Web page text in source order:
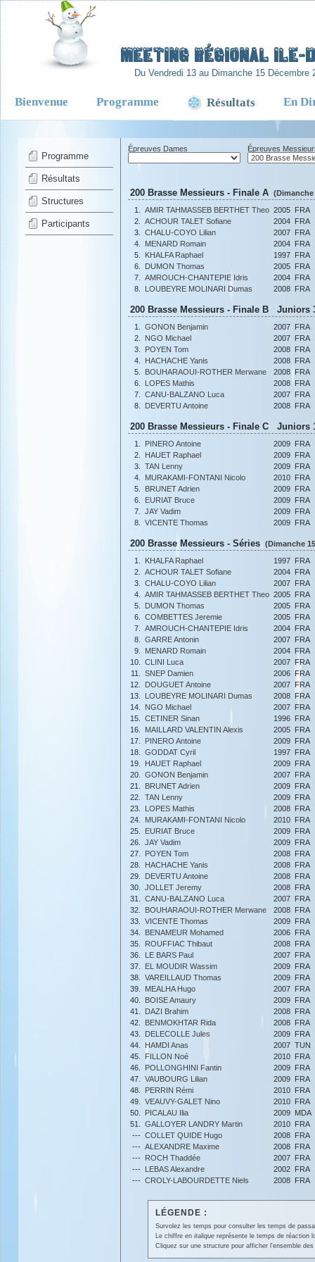
Meeting Régional Ile-
Du Vendredi 13 au Dimanche 15 Décembre
Bienvenue Programme Résultats En
Programme
Résultats
Structures
Participants
Épreuves Dames Épreuves
200 Brasse Messieurs - Finale A (Dimanche
1.
AMIR TAHMASSEB BERTHET Theo 2005 FRA
2.
ACHOUR TALET Sofiane 2004 FRA
3.
CHALU-COYO Lilian 2007 FRA
4.
MENARD Romain 2004 FRA
5.
KHALFA Raphael 1997 FRA
6.
DUMON Thomas 2005 FRA
7.
AMROUCH-CHANTEPIE Idris 2004 FRA
8.
LOUBEYRE MOLINARI Dumas 2008 FRA
200 Brasse Messieurs - Finale B Juniors
1. GONON Benjamin 2007 FRA
2.
NGO Michael 2007 FRA
3.
POYEN Tom 2008 FRA
4.
HACHACHE Yanis 2008 FRA
5.
BOUHARAOUI-ROTHER Merwane 2008 FRA
6.
LOPES Mathis 2008 FRA
7.
CANU-BALZANO Luca 2007 FRA
8.
DEVERTU Antoine 2008 FRA
200 Brasse Messieurs - Finale C Juniors
1. PINERO Antoine 2009 FRA
2.
HAUET Raphael 2009 FRA
3.
TAN Lenny 2009 FRA
4.
MURAKAMI-FONTANI Nicolo 2010 FRA
5.
BRUNET Adrien 2009 FRA
6.
EURIAT Bruce 2009 FRA
7.
JAY Vadim 2009 FRA
8.
VICENTE Thomas 2009 FRA
200 Brasse Messieurs - Séries (Dimanche
1.
KHALFA Raphael 1997 FRA
2.
ACHOUR TALET Sofiane 2004 FRA
3.
CHALU-COYO Lilian 2007 FRA
4.
AMIR TAHMASSEB BERTHET Theo 2005 FRA
5.
DUMON Thomas 2005 FRA
6.
COMBETTES Jeremie 2005 FRA
7.
AMROUCH-CHANTEPIE Idris 2004 FRA
8.
GARRE Antonin 2007 FRA
9.
MENARD Romain 2004 FRA
10.
CLINI Luca 2007 FRA
11.
SNEP Damien 2006 FRA
12.
DOUGUET Antoine 2007 FRA
13.
LOUBEYRE MOLINARI Dumas 2008 FRA
14.
NGO Michael 2007 FRA
15.
CETINER Sinan 1996 FRA
16.
MAILLARD VALENTIN Alexis 2005 FRA
17.
PINERO Antoine 2009 FRA
18.
GODDAT Cyril 1997 FRA
19.
HAUET Raphael 2009 FRA
20.
GONON Benjamin 2007 FRA
21.
BRUNET Adrien 2009 FRA
22.
TAN Lenny 2009 FRA
23.
LOPES Mathis 2008 FRA
24.
MURAKAMI-FONTANI Nicolo 2010 FRA
25.
EURIAT Bruce 2009 FRA
26.
JAY Vadim 2009 FRA
27.
POYEN Tom 2008 FRA
28.
HACHACHE Yanis 2008 FRA
29.
DEVERTU Antoine 2008 FRA
30.
JOLLET Jeremy 2008 FRA
31.
CANU-BALZANO Luca 2007 FRA
32.
BOUHARAOUI-ROTHER Merwane 2008 FRA
33.
VICENTE Thomas 2009 FRA
34.
BENAMEUR Mohamed 2006 FRA
35.
ROUFFIAC Thibaut 2008 FRA
36.
LE BARS Paul 2007 FRA
37.
EL MOUDIR Wassim 2009 FRA
38.
VAREILLAUD Thomas 2009 FRA
39.
MEALHA Hugo 2007 FRA
40.
BOISE Amaury 2009 FRA
41.
DAZI Brahim 2008 FRA
42.
BENMOKHTAR Rida 2008 FRA
43.
DELECOLLE Jules 2009 FRA
44.
HAMDI Anas 2007 TUN
45.
FILLON Noé 2010 FRA
46.
POLLONGHINI Fantin 2009 FRA
47.
VAUBOURG Lilian 2009 FRA
48.
PERRIN Rémi 2010 FRA
49.
VEAUVY-GALET Nino 2010 FRA
50.
PICALAU Ilia 2009 MDA
51.
GALLOYER LANDRY Martin 2010 FRA
--- COLLET QUIDE Hugo 2008 FRA
--- ALEXANDRE Maxime 2008 FRA
--- ROCH Thaddée 2007 FRA
--- LEBAS Alexandre 2002 FRA
--- CROLY-LABOURDETTE Niels 2008 FRA
LÉGENDE :
Survolez les temps pour consulter les temps de
Le chiffre en italiquereprésente le temps de réaction
Cliquez sur une structure pour afficher l'ensemble